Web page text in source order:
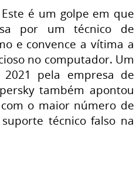
é um golpe em que
por um técnico de
e convence a vítima a
no computador. Um
pela empresa de
também apontou
o maior número de
técnico falso na